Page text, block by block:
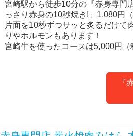
宮崎駅から徒歩10分の『赤身専門
っさり赤身の10秒焼き!」1,080円
片面を10秒ずつサッと炙るだけで
りやホルモンもあります！
宮崎牛を使ったコースは5,000円（
『